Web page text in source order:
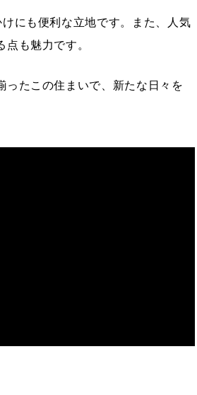
にも便利な立地です。また、人気
も魅力です。
たこの住まいで、新たな日々を